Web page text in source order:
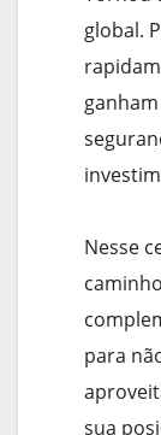
global.
Nesse
para
sua